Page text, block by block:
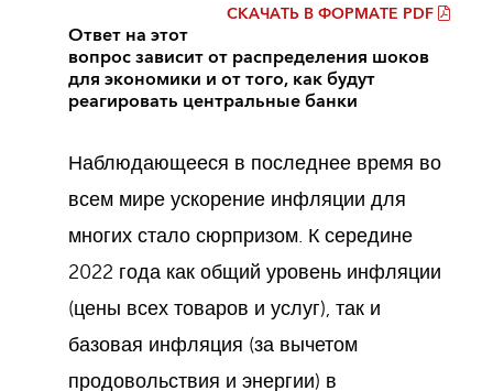
СКАЧАТЬ В ФОРМАТЕ PDF
Ответ на этот
вопрос зависит от распределения шоков
для экономики и от того, как будут
реагировать центральные банки
Наблюдающееся в последнее время во
всем мире ускорение инфляции для
многих стало сюрпризом. К середине
2022 года как общий уровень инфляции
(цены всех товаров и услуг), так и
базовая инфляция (за вычетом
продовольствия и энергии) в